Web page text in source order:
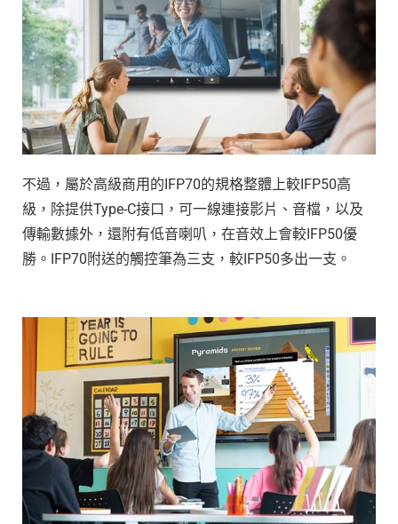
不過，屬於高級商用的IFP70的規格整體上較IFP50高
級，除提供Type-C接口，可一線連接影片、音檔，以及
傳輸數據外，還附有低音喇叭，在音效上會較IFP50優
勝。IFP70附送的觸控筆為三支，較IFP50多出一支。